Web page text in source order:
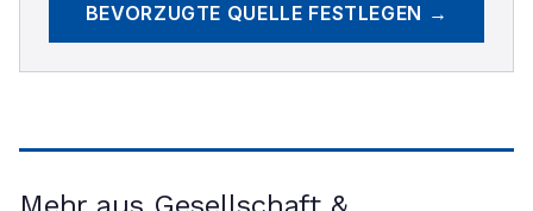
BEVORZUGTE QUELLE FESTLEGEN →